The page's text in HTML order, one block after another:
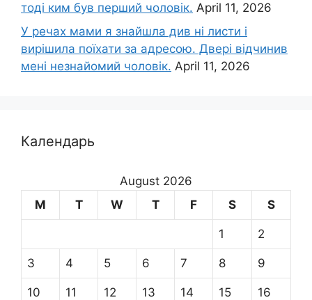
тоді ким був перший чоловік. April 11, 2026
У речах мами я знайшла див ні листи і
вирішила поїхати за адресою. Двері відчинив
мені незнайомий чоловік. April 11, 2026
Календарь
August 2026
M
T W T F S S
1 2
3 4 5 6 7 8 9
10 11 12 13 14 15 16